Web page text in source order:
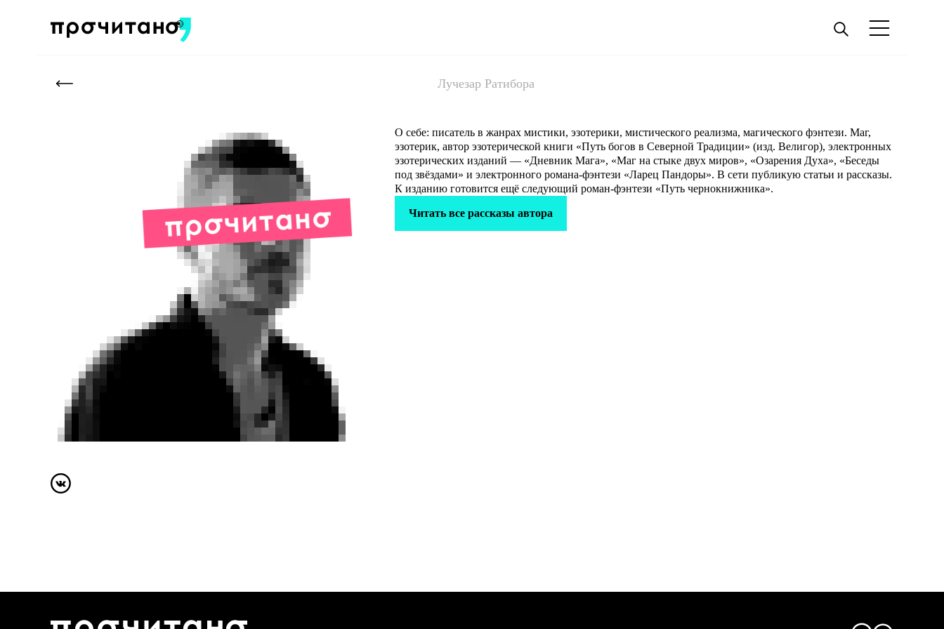
Лучезар Ратибора
О себе: писатель в жанрах мистики, эзотерики, мистического реализма, магического фэнтези. Маг,
эзотерик, автор эзотерической книги «Путь богов в Северной Традиции» (изд. Велигор), электронных
эзотерических изданий — «Дневник Мага», «Маг на стыке двух миров», «Озарения Духа», «Беседы
под звёздами» и электронного романа-фэнтези «Ларец Пандоры». В сети публикую статьи и рассказы.
К изданию готовится ещё следующий роман-фэнтези «Путь чернокнижника».
Читать все рассказы автора